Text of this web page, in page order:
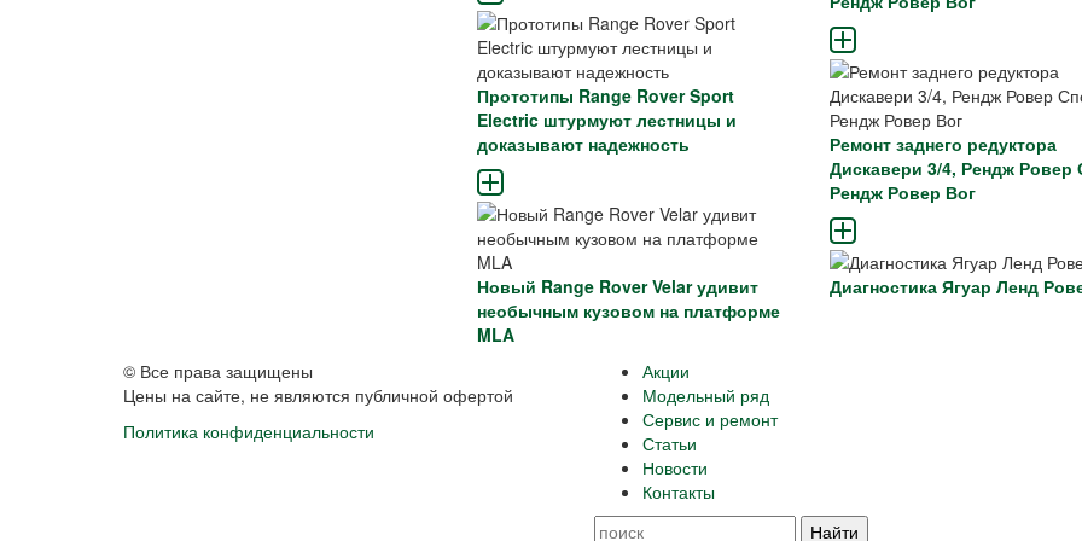
Прототипы Range Rover Sport
Electric штурмуют лестницы и
доказывают надежность
Новый Range Rover Velar удивит
необычным кузовом на платформе
MLA
Ремонт заднего редуктора
Дискавери 3/4, Рендж Ровер
Рендж Ровер Вог
Диагностика Ягуар Ленд
© Все права защищены
Цены на сайте, не являются публичной офертой
Политика конфиденциальности
Акции
Модельный ряд
Сервис и ремонт
Статьи
Новости
Контакты